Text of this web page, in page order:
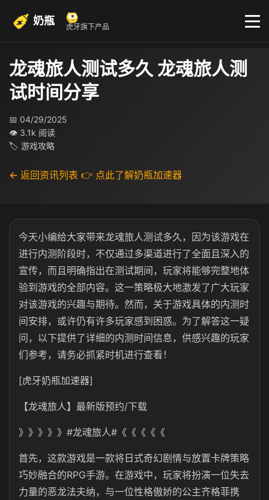
奶瓶 虎牙旗下产品
龙魂旅人测试多久 龙魂旅人测
试时间分享
📅 04/29/2025
👁 3.1k 阅读
🏷 游戏攻略
← 返回资讯列表 👉 点此了解奶瓶加速器
今天小编给大家带来龙魂旅人测试多久，因为该游戏在
进行内测阶段时，不仅通过多渠道进行了全面且深入的
宣传，而且明确指出在测试期间，玩家将能够完整地体
验到游戏的全部内容。这一策略极大地激发了广大玩家
对该游戏的兴趣与期待。然而，关于游戏具体的内测时
间安排，或许仍有许多玩家感到困惑。为了解答这一疑
问，以下提供了详细的内测时间信息，供感兴趣的玩家
们参考，请务必抓紧时机进行查看！
[虎牙奶瓶加速器]
【龙魂旅人】最新版预约/下载
》》》》》#龙魂旅人#《《《《《
首先，这款游戏是一款将日式奇幻剧情与放置卡牌策略
巧妙融合的RPG手游。在游戏中，玩家将扮演一位失去
力量的恶龙法夫纳，与一位性格傲娇的公主齐格菲携